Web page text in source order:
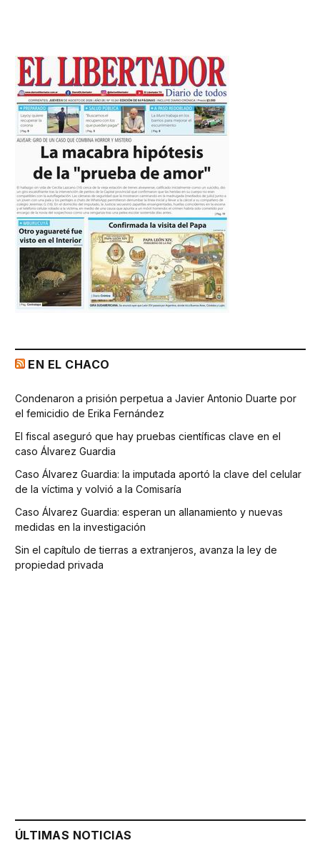
EN EL CHACO
Condenaron a prisión perpetua a Javier Antonio Duarte por
el femicidio de Erika Fernández
El fiscal aseguró que hay pruebas científicas clave en el
caso Álvarez Guardia
Caso Álvarez Guardia: la imputada aportó la clave del celular
de la víctima y volvió a la Comisaría
Caso Álvarez Guardia: esperan un allanamiento y nuevas
medidas en la investigación
Sin el capítulo de tierras a extranjeros, avanza la ley de
propiedad privada
ÚLTIMAS NOTICIAS